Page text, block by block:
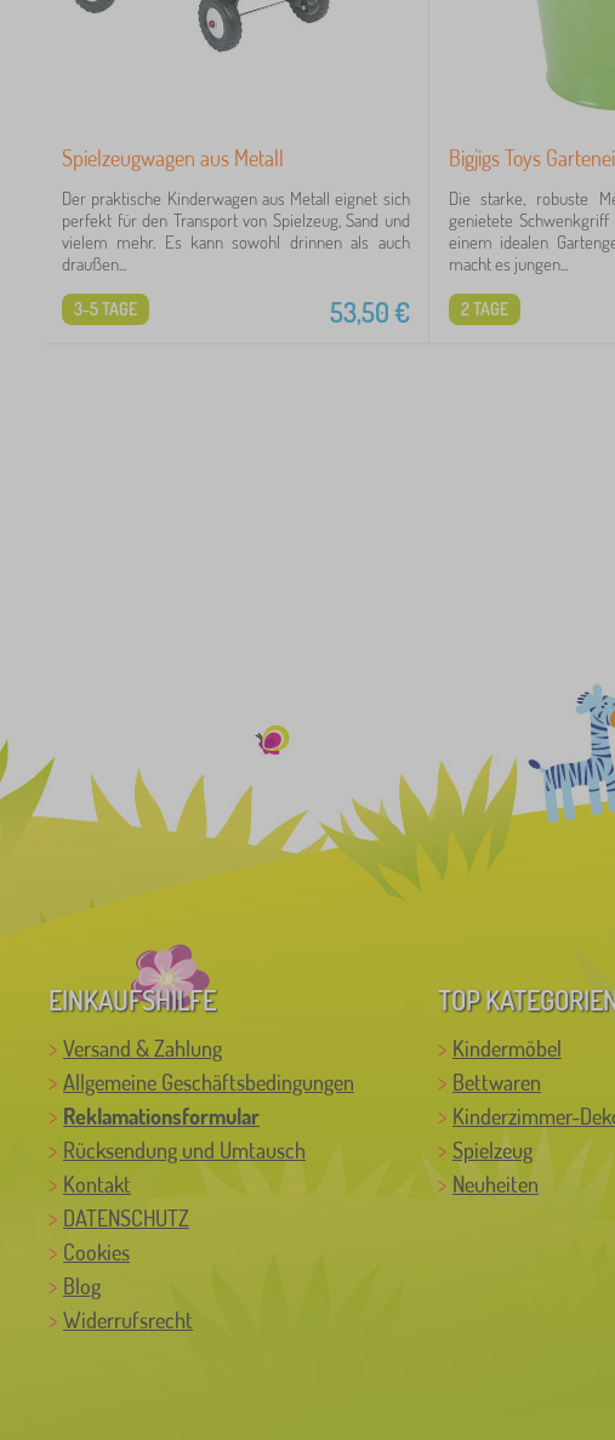
Spielzeugwagen aus Metall
Der praktische Kinderwagen aus Metall eignet sich
perfekt für den Transport von Spielzeug, Sand und
vielem mehr. Es kann sowohl drinnen als auch
draußen...
53,50€
3-5 TAGE
Bigjigs Toys
Die starke, robuste
genietete
einem idealen
macht es jungen...
2 TAGE
EINKAUFSHILFE
Versand & Zahlung
Allgemeine Geschäftsbedingungen
Reklamationsformular
Rücksendung und Umtausch
Kontakt
DATENSCHUTZ
Cookies
Blog
Widerrufsrecht
TOP
Kindermöbel
Bettwaren
Kinderzimmer-
Spielzeug
Neuheiten